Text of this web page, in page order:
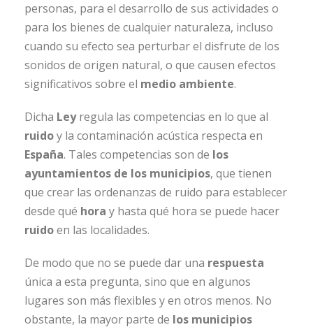
personas, para el desarrollo de sus actividades o
para los bienes de cualquier naturaleza, incluso
cuando su efecto sea perturbar el disfrute de los
sonidos de origen natural, o que causen efectos
significativos sobre el medio ambiente.
Dicha Leyregula las competencias en lo que al
ruidoy la contaminación acústica respecta en
España. Tales competencias son de los
ayuntamientos de los municipios, que tienen
que crear las ordenanzas de ruido para establecer
desde qué hora y hasta qué hora se puede hacer
ruidoen las localidades.
De modo que no se puede dar una respuesta
única a esta pregunta, sino que en algunos
lugares son más flexibles y en otros menos. No
obstante, la mayor parte de los municipios